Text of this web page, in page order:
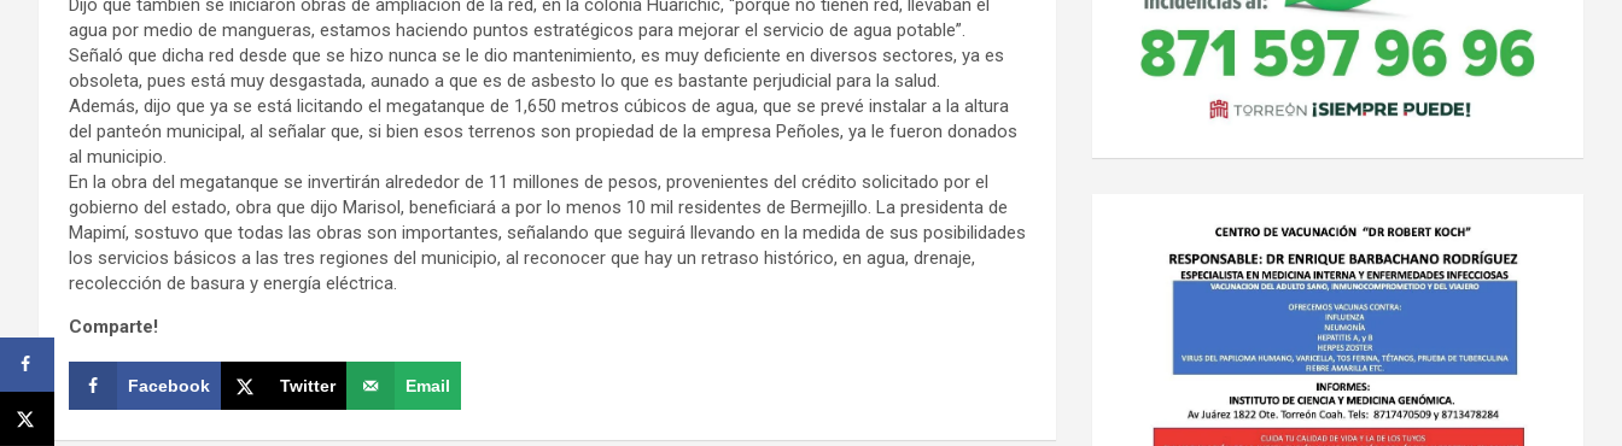
Dijo que también se iniciaron obras de ampliación de la red, en la colonia Huarichic, “porque no tienen red, llevaban el
agua por medio de mangueras, estamos haciendo puntos estratégicos para mejorar el servicio de agua potable”.
Señaló que dicha red desde que se hizo nunca se le dio mantenimiento, es muy deficiente en diversos sectores, ya es
obsoleta, pues está muy desgastada, aunado a que es de asbesto lo que es bastante perjudicial para la salud.
Además, dijo que ya se está licitando el megatanque de 1,650 metros cúbicos de agua, que se prevé instalar a la altura
del panteón municipal, al señalar que, si bien esos terrenos son propiedad de la empresa Peñoles, ya le fueron donados
al municipio.
En la obra del megatanque se invertirán alrededor de 11 millones de pesos, provenientes del crédito solicitado por el
gobierno del estado, obra que dijo Marisol, beneficiará a por lo menos 10 mil residentes de Bermejillo. La presidenta de
Mapimí, sostuvo que todas las obras son importantes, señalando que seguirá llevando en la medida de sus posibilidades
los servicios básicos a las tres regiones del municipio, al reconocer que hay un retraso histórico, en agua, drenaje,
recolección de basura y energía eléctrica.
Comparte!
Facebook Twitter Email